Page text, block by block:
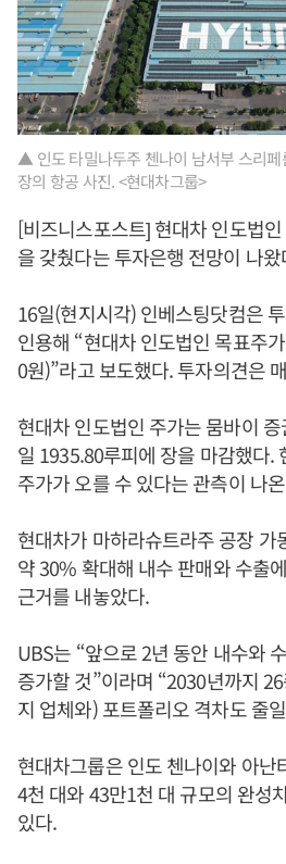
▲ 인도 타밀나두주 첸나이 남서부 스리
장의 항공 사진. <현대차그룹>
[비즈니스포스트] 현대차 인도법
을 갖췄다는 투자은행 전망이 나왔
16일(현지시각) 인베스팅닷컴은
인용해 “현대차 인도법인 목표주
0원)”라고 보도했다. 투자의견은
현대차 인도법인 주가는 뭄바이
일 1935.80루피에 장을 마감했다.
주가가 오를 수 있다는 관측이 나
현대차가 마하라슈트라주 공장 가
약 30% 확대해 내수 판매와 수출
근거를 내놓았다.
UBS는 “앞으로 2년 동안 내수와
증가할 것”이라며 “2030년까지
지 업체와) 포트폴리오 격차도 줄
현대차그룹은 인도 첸나이와 아난
4천 대와 43만1천 대 규모의 완성
있다.